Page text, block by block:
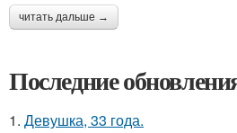
читать дальше →
Последние
1. Девушка, 33 года.